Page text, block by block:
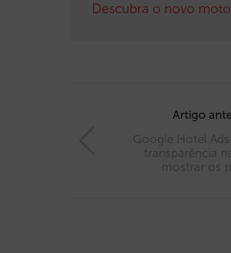
Descubra o novo
Artigo
Google Hotel
transparência
mostrar os